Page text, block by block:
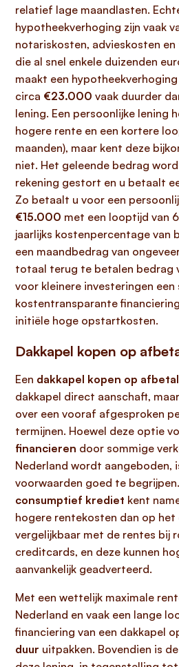
relatief lage maandlasten.
hypotheekverhoging zijn vaak
notariskosten, advieskosten
die al snel enkele duizenden
maakt een
circa €23.000 vaak duurder
lening. Een persoonlijke lening
hogere rente en een kortere
maanden), maar kent deze
niet. Het geleende bedrag
rekening gestort en u betaalt
Zo betaalt u voor een
€15.000 met een looptijd van
jaarlijks kostenpercentage van
een maandbedrag van
totaal terug te betalen bedrag
voor kleinere investeringen een
kostentransparante
initiële hoge opstartkosten.
Dakkapel kopen op
Een dakkapel kopen op
dakkapel direct aanschaft,
over een vooraf afgesproken
termijnen. Hoewel deze optie
financieren door sommige
Nederland wordt aangeboden,
voorwaarden goed te
consumptief krediet kent
hogere rentekosten dan op
vergelijkbaar met de rentes bij
creditcards, en deze kunnen
aanvankelijk geadverteerd.
Met een wettelijk maximale
Nederland en vaak een lange
financiering van een dakkapel
duur uitpakken. Bovendien is